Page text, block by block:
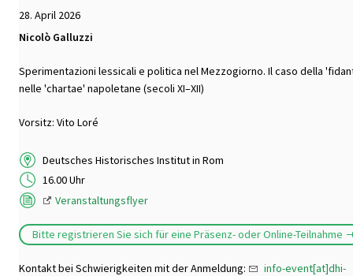
28. April 2026
Nicolò Galluzzi
Sperimentazioni lessicali e politica nel Mezzogiorno. Il caso della
nelle 'chartae' napoletane (secoli XI–XII)
Vorsitz: Vito Loré
Deutsches Historisches Institut in Rom
16.00 Uhr
Veranstaltungsflyer
Bitte registrieren Sie sich für eine Präsenz- oder Online-Teilnahme
Kontakt bei Schwierigkeiten mit der Anmeldung:
info-event[at]dhi-